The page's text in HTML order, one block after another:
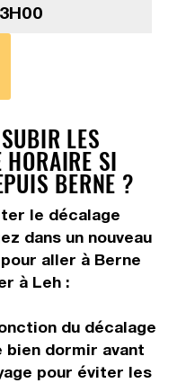
LES
HORAIRE SI
BERNE ?
le décalage
dans un nouveau
aller à Berne
à Leh :
du décalage
dormir avant
pour éviter les